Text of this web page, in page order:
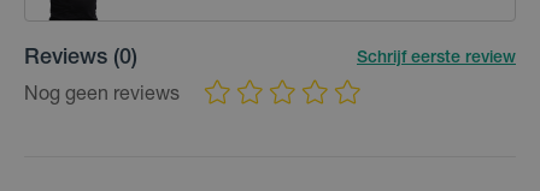
Reviews (0) Schrijf eerste review
Nog geen reviews